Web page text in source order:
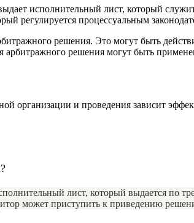
исполнительный лист, который
регулируется процессуальным
решения. Это могут быть
арбитражного решения могут быть
организации и проведения зависит
лист, который выдается по
может приступить к приведению